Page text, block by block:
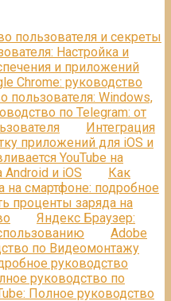
пользователя и секреты
Настройка и
и приложений
Chrome: руководство
пользователя: Windows,
по Telegram: от
Интеграция
приложений для iOS и
YouTube на
и iOS
Как
на смартфоне: подробное
проценты заряда на
Яндекс Браузер:
Adobe
по Видеомонтажу
руководство
руководство по
Полное руководство